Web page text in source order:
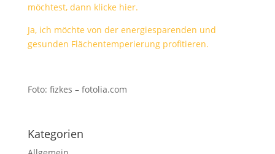
möchtest, dann klicke hier.
Ja, ich möchte von der energiesparenden und
gesunden Flächentemperierung profitieren.
Foto: fizkes – fotolia.com
Kategorien